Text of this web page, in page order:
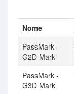
Nome
PassMark -
G2D Mark
PassMark -
G3D Mark